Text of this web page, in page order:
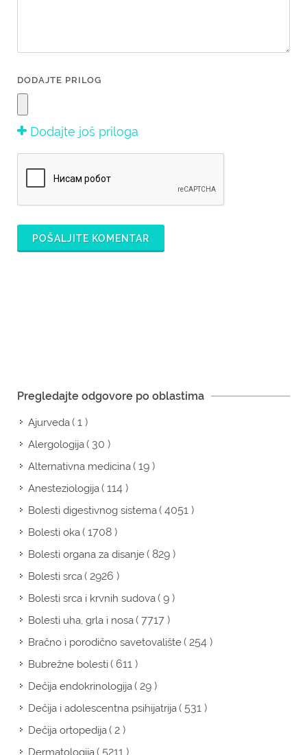
DODAJTE PRILOG
Dodajte još priloga
POŠALJITE KOMENTAR
Pregledajte odgovore po oblastima
Ajurveda( 1 )
Alergologija( 30 )
Alternativna medicina( 19 )
Anesteziologija( 114 )
Bolesti digestivnog sistema( 4051 )
Bolesti oka( 1708 )
Bolesti organa za disanje( 829 )
Bolesti srca( 2926 )
Bolesti srca i krvnih sudova( 9 )
Bolesti uha, grla i nosa( 7717 )
Bračno i porodično savetovalište( 254 )
Bubrežne bolesti( 611 )
Dečija endokrinologija( 29 )
Dečija i adolescentna psihijatrija( 531 )
Dečija ortopedija( 2 )
Dermatologija ( 5211 )